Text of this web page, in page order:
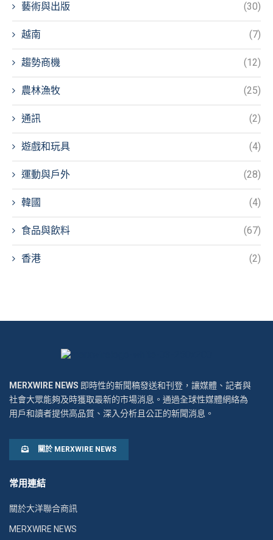
藝術與出版 (30)
越南 (7)
趨勢商機 (12)
農林漁牧 (25)
通訊 (2)
遊戲和玩具 (4)
運動與戶外 (28)
韓國 (4)
食品與飲料 (67)
香港 (2)
MERXWIRE NEWS 即時性的新聞稿發送和刊登，讓媒體、記者與
社會大眾能夠及時獲取最新的市場消息。通過全球性媒體網絡為
用戶和讀者提供高品質、深入分析且公正的新聞消息。
關於 MERXWIRE NEWS
常用連結
關於大洋聯合商訊
MERXWIRE NEWS